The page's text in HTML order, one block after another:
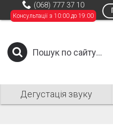
(068) 777 37 10
Консультації з 10:00 до 19:00
Дегустація звуку